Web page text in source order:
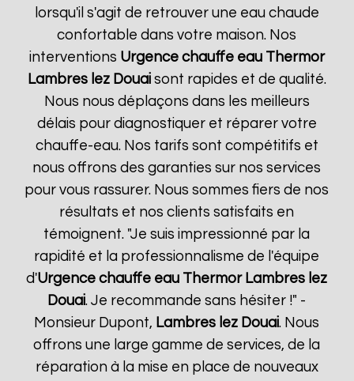
lorsqu'il s'agit de retrouver une eau chaude
confortable dans votre maison. Nos
interventions Urgence chauffe eau Thermor
Lambres lez Douaisont rapides et de qualité.
Nous nous déplaçons dans les meilleurs
délais pour diagnostiquer et réparer votre
chauffe-eau. Nos tarifs sont compétitifs et
nous offrons des garanties sur nos services
pour vous rassurer. Nous sommes fiers de nos
résultats et nos clients satisfaits en
témoignent. "Je suis impressionné par la
rapidité et la professionnalisme de l'équipe
d'Urgence chauffe eau Thermor Lambres lez
Douai. Je recommande sans hésiter !" -
Monsieur Dupont, Lambres lez Douai. Nous
offrons une large gamme de services, de la
réparation à la mise en place de nouveaux